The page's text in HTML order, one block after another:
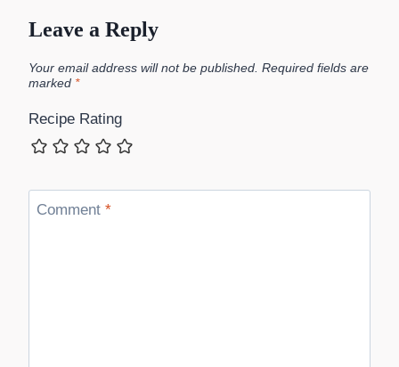
Leave a Reply
Your email address will not be published. Required fields are
marked *
Recipe Rating
Comment *